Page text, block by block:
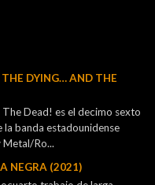
DYING… AND THE
Dead! es el decimo sexto
la banda estadounidense
Ro...
NEGRA (2021)